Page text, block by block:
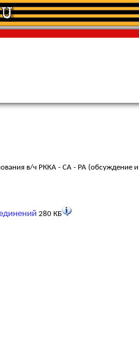
в/ч РККА - СА - РА (обсуждение и
280 КБ